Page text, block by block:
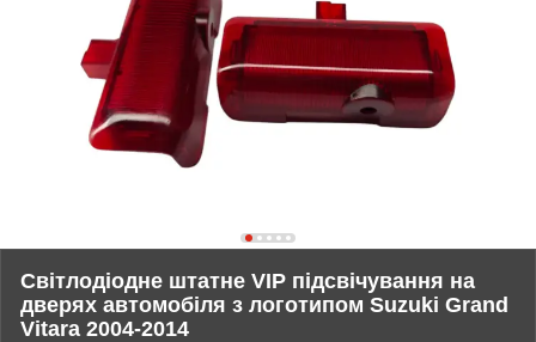
Світлодіодне штатне VIP підсвічування на
дверях автомобіля з логотипом Suzuki Grand
Vitara 2004-2014